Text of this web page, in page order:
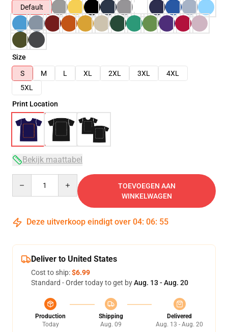
Default
Size
S
M L XL 2XL 3XL
4XL
5XL
Print Location
Bekijk maattabel
TOEVOEGEN AAN
WINKELWAGEN
Deze uitverkoop eindigt over 04: 06: 54
Deliver to United States
Cost to ship:$6.99
Standard - Order today to get byAug. 13 - Aug. 20
Production
Today
Shipping
Aug. 09
Delivered
Aug. 13 - Aug. 20